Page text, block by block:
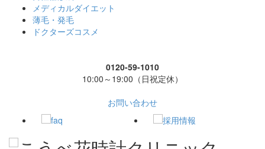
メディカルダイエット
薄毛・発毛
ドクターズコスメ
0120-59-1010
10:00～19:00（日祝定休）
お問い合わせ